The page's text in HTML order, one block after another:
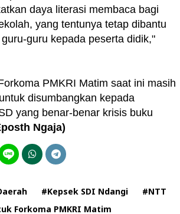
daya literasi membaca bagi
yang tentunya tetap dibantu
guru kepada peserta didik,"
PMKRI Matim saat ini masih
disumbangkan kepada
yang benar-benar krisis buku
Ngaja)
#Kepsek SDI Ndangi
#NTT
Forkoma PMKRI Matim